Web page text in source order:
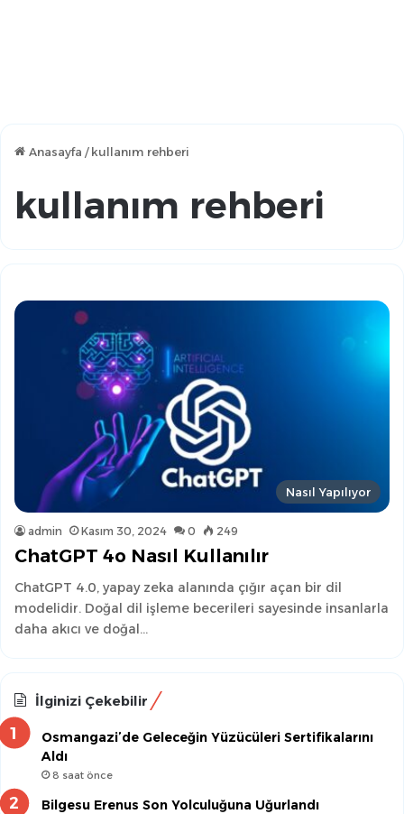
Anasayfa / kullanım rehberi
kullanım rehberi
Nasıl Yapılıyor
admin Kasım 30, 2024 0 249
ChatGPT 4o Nasıl Kullanılır
ChatGPT 4.0, yapay zeka alanında çığır açan bir dil
modelidir. Doğal dil işleme becerileri sayesinde insanlarla
daha akıcı ve doğal…
İlginizi Çekebilir
Osmangazi’de Geleceğin Yüzücüleri Sertifikalarını
Aldı
8 saat önce
Bilgesu Erenus Son Yolculuğuna Uğurlandı